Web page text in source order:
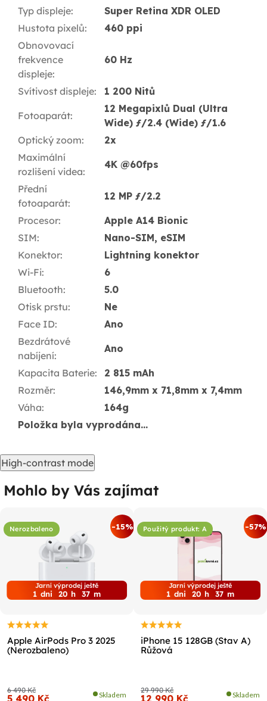
Typ displeje:
Super Retina XDR OLED
Hustota pixelů:
460 ppi
Obnovovací
frekvence
displeje:
60 Hz
Svítivost displeje: 1 200 Nitů
Fotoaparát:
12 Megapixlů Dual (Ultra
Wide) ƒ/2.4 (Wide) ƒ/1.6
Optický zoom:
2x
Maximální
rozlišení videa:
4K @60fps
Přední
fotoaparát:
12 MP ƒ/2.2
Procesor:
Apple A14 Bionic
SIM:
Nano-SIM, eSIM
Konektor:
Lightning konektor
Wi-Fi:
6
Bluetooth:
5.0
Otisk prstu:
Ne
Face ID:
Ano
Bezdrátové
nabíjení:
Ano
Kapacita Baterie:
2 815 mAh
Rozměr:
146,9mm x 71,8mm x 7,4mm
Váha:
164g
Položka byla vyprodána…
High-contrast mode
Mohlo by Vás zajímat
Nerozbaleno -15%
Jarní výprodej ještě
1 dni 20 h 37 m
Apple AirPods Pro 3 2025
(Nerozbaleno)
6 490 Kč
5 490 Kč Skladem
Použitý produkt: A -57%
Jarní výprodej ještě
1 dni 20 h 37 m
iPhone 15 128GB (Stav A)
Růžová
29 990 Kč
12 990 Kč Skladem